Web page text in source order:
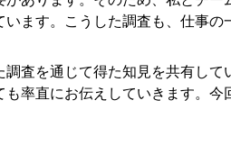
ます。こうした調査も、仕事の
調査を通じて得た知見を共有し
も率直にお伝えしていきます。